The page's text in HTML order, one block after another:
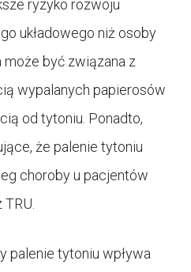
ryzyko rozwoju
układowego niż osoby
może być związana z
wypalanych papierosów
od tytoniu. Ponadto,
że palenie tytoniu
choroby u pacjentów
palenie tytoniu wpływa